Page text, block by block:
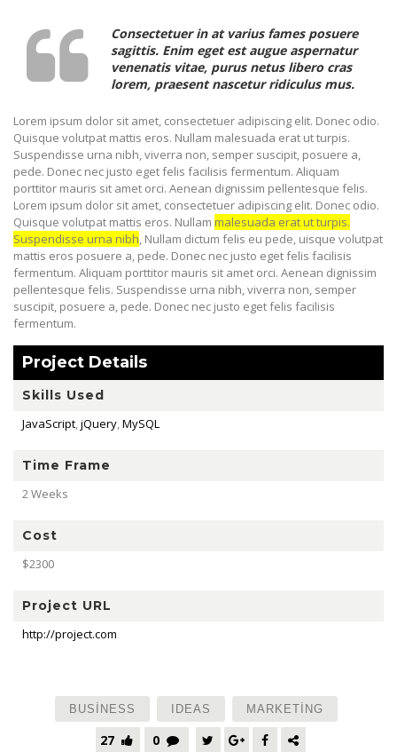
Consectetuer in at varius fames posuere
sagittis. Enim eget est augue aspernatur
venenatis vitae, purus netus libero cras
lorem, praesent nascetur ridiculus mus.
Lorem ipsum dolor sit amet, consectetuer adipiscing elit. Donec odio.
Quisque volutpat mattis eros. Nullam malesuada erat ut turpis.
Suspendisse urna nibh, viverra non, semper suscipit, posuere a,
pede. Donec nec justo eget felis facilisis fermentum. Aliquam
porttitor mauris sit amet orci. Aenean dignissim pellentesque felis.
Lorem ipsum dolor sit amet, consectetuer adipiscing elit. Donec odio.
Quisque volutpat mattis eros. Nullam malesuada erat ut turpis.
Suspendisse urna nibh, Nullam dictum felis eu pede, uisque volutpat
mattis eros posuere a, pede. Donec nec justo eget felis facilisis
fermentum. Aliquam porttitor mauris sit amet orci. Aenean dignissim
pellentesque felis. Suspendisse urna nibh, viverra non, semper
suscipit, posuere a, pede. Donec nec justo eget felis facilisis
fermentum.
Project Details
Skills Used
JavaScript,jQuery,MySQL
Time Frame
2 Weeks
Cost
$2300
Project URL
http://project.com
BUSINESS IDEAS MARKETING
27 0